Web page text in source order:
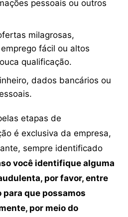
pessoais ou outros
milagrosas,
fácil ou altos
qualificação.
dados bancários ou
etapas de
é exclusiva da empresa,
sempre identificado
você identifique alguma
por favor, entre
que possamos
por meio do